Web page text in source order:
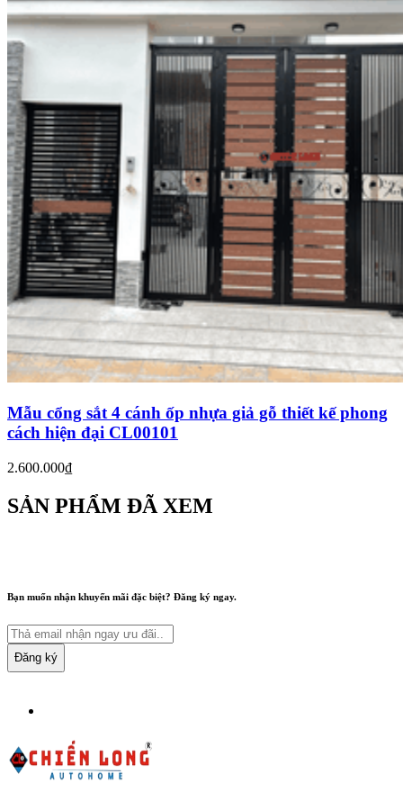
Mẫu cổng sắt 4 cánh ốp nhựa giả gỗ thiết kế phong
cách hiện đại CL00101
2.600.000₫
SẢN PHẨM ĐÃ XEM
Bạn muốn nhận khuyến mãi đặc biệt? Đăng ký ngay.
Đăng ký